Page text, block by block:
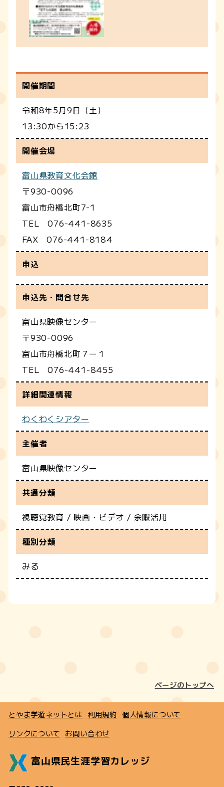
開催期間
令和8年5月9日（土）
13:30から15:23
開催会場
富山県教育文化会館
〒930-0096
富山市舟橋北町7-1
TEL 076-441-8635
FAX 076-441-8184
申込
申込先・問合せ先
富山県映像センター
〒930-0096
富山市舟橋北町７ー１
TEL 076-441-8455
詳細関連情報
わくわくシアター
主催者
富山県映像センター
共通分類
視聴覚教育 / 映画・ビデオ / 余暇活用
種別分類
みる
ページのトップへ
とやま学遊ネットとは 利用規約 個人情報について
リンクについて お問い合わせ
富山県民生涯学習カレッジ